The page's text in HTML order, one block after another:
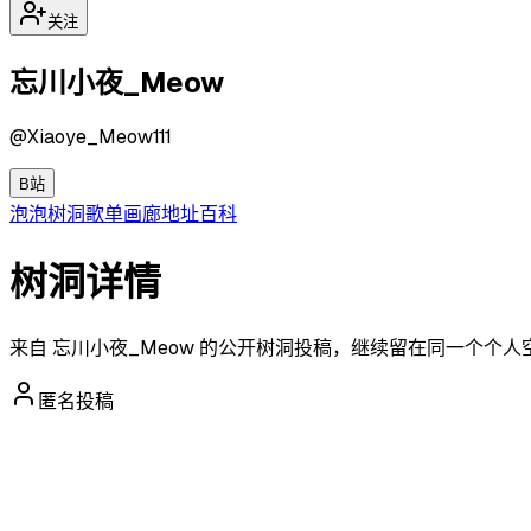
关注
忘川小夜_Meow
@Xiaoye_Meow111
B站
泡泡树洞歌单画廊地址百科
树洞详情
来自 忘川小夜_Meow 的公开树洞投稿，继续留在同一个个人
匿名投稿